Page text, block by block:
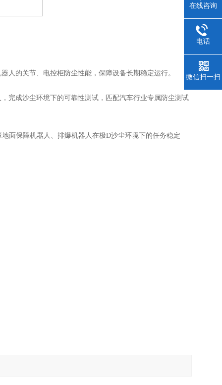
人的关节、电控柜防尘性能，保障设备长期稳定运行。
完成沙尘环境下的可靠性测试，匹配汽车行业专属防尘测试
面保障机器人、排爆机器人在极D沙尘环境下的任务稳定
在线咨询
电话
微信扫一扫